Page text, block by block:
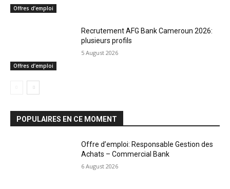
Offres d’emploi
Offres d’emploi
Recrutement AFG Bank Cameroun 2026:
plusieurs profils
5 August 2026
POPULAIRES EN CE MOMENT
Offre d’emploi: Responsable Gestion des
Achats – Commercial Bank
6 August 2026